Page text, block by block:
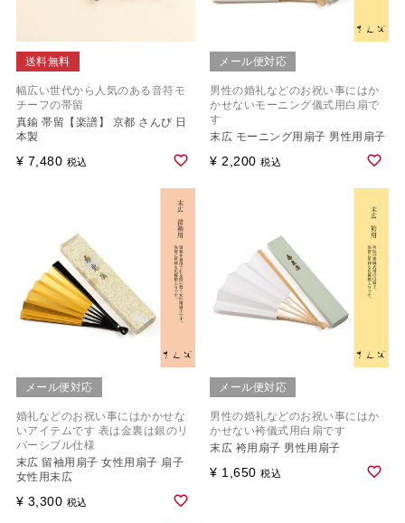
送料無料
幅広い世代から人気のある音符モ
チーフの帯留
真鍮 帯留【楽譜】 京都 さんび 日
本製
¥ 7,480 税込
メール便対応
男性の婚礼などのお祝い事にはか
かせないモーニング儀式用白扇で
す
末広 モーニング用扇子 男性用扇子
¥ 2,200 税込
メール便対応
婚礼などのお祝い事にはかかせな
いアイテムです 表は金裏は銀のリ
バーシブル仕様
末広 留袖用扇子 女性用扇子 扇子
女性用末広
¥ 3,300 税込
メール便対応
男性の婚礼などのお祝い事にはか
かせない袴儀式用白扇です
末広 袴用扇子 男性用扇子
¥ 1,650 税込